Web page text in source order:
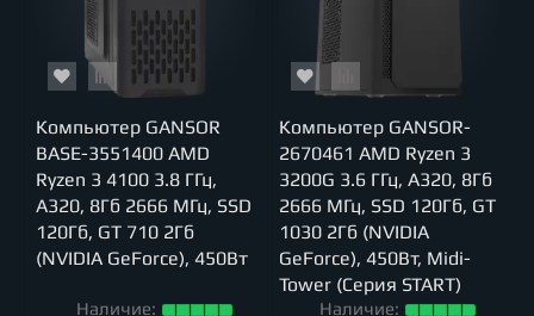
Компьютер GANSOR
BASE-3551400 AMD
Ryzen 3 4100 3.8 ГГц,
A320, 8Гб 2666 МГц, SSD
120Гб, GT 710 2Гб
(NVIDIA GeForce), 450Вт
Наличие:
Компьютер GANSOR-
2670461 AMD Ryzen 3
3200G 3.6 ГГц, A320, 8Гб
2666 МГц, SSD 120Гб, GT
1030 2Гб (NVIDIA
GeForce), 450Вт, Midi-
Tower (Серия START)
Наличие: